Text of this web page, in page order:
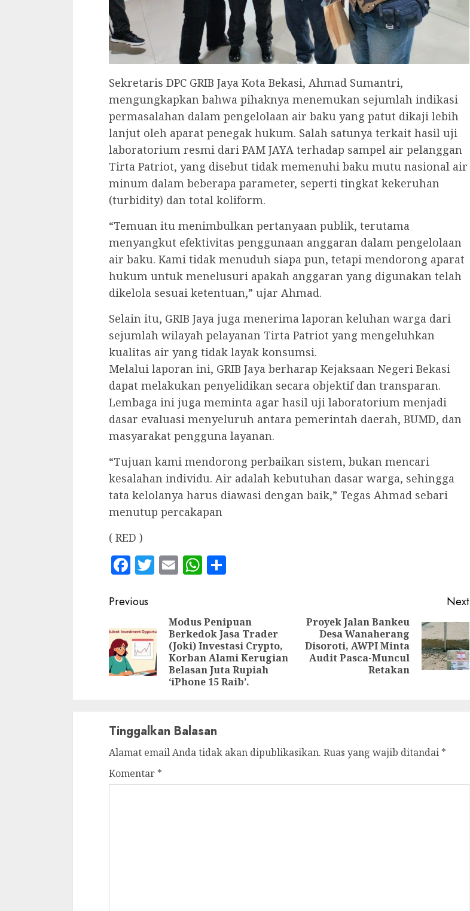
Sekretaris DPC GRIB Jaya Kota Bekasi, Ahmad Sumantri,
mengungkapkan bahwa pihaknya menemukan sejumlah indikasi
permasalahan dalam pengelolaan air baku yang patut dikaji lebih
lanjut oleh aparat penegak hukum. Salah satunya terkait hasil uji
laboratorium resmi dari PAM JAYA terhadap sampel air pelanggan
Tirta Patriot, yang disebut tidak memenuhi baku mutu nasional air
minum dalam beberapa parameter, seperti tingkat kekeruhan
(turbidity) dan total koliform.
“Temuan itu menimbulkan pertanyaan publik, terutama
menyangkut efektivitas penggunaan anggaran dalam pengelolaan
air baku. Kami tidak menuduh siapa pun, tetapi mendorong aparat
hukum untuk menelusuri apakah anggaran yang digunakan telah
dikelola sesuai ketentuan,” ujar Ahmad.
Selain itu, GRIB Jaya juga menerima laporan keluhan warga dari
sejumlah wilayah pelayanan Tirta Patriot yang mengeluhkan
kualitas air yang tidak layak konsumsi.
Melalui laporan ini, GRIB Jaya berharap Kejaksaan Negeri Bekasi
dapat melakukan penyelidikan secara objektif dan transparan.
Lembaga ini juga meminta agar hasil uji laboratorium menjadi
dasar evaluasi menyeluruh antara pemerintah daerah, BUMD, dan
masyarakat pengguna layanan.
“Tujuan kami mendorong perbaikan sistem, bukan mencari
kesalahan individu. Air adalah kebutuhan dasar warga, sehingga
tata kelolanya harus diawasi dengan baik,” Tegas Ahmad sebari
menutup percakapan
( RED )
Facebook
Twitter
EmailWhatsApp
Continue
Reading
Previous
Previous
post:
Modus Penipuan
Berkedok Jasa Trader
(Joki) Investasi Crypto,
Korban Alami Kerugian
Belasan Juta Rupiah
‘iPhone 15 Raib’.
Next
Next
post:
Proyek Jalan Bankeu
Desa Wanaherang
Disoroti, AWPI Minta
Audit Pasca-Muncul
Retakan
Tinggalkan Balasan
Alamat email Anda tidak akan dipublikasikan. Ruas yang wajib ditandai *
Komentar *